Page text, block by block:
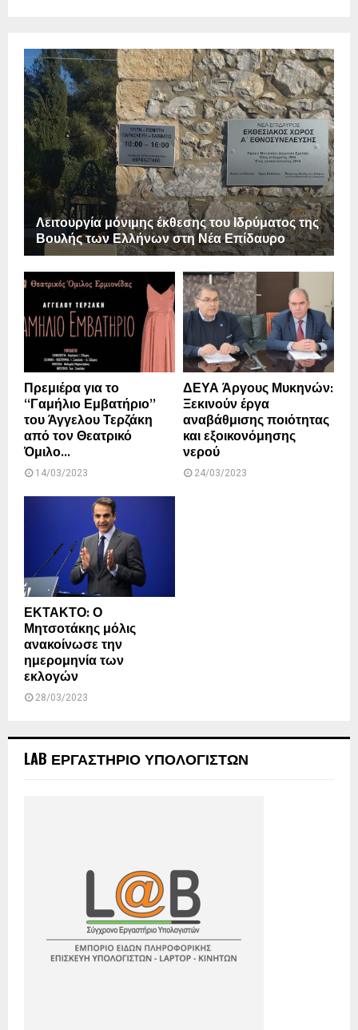
Λειτουργία μόνιμης έκθεσης του Ιδρύματος της
Βουλής των Ελλήνων στη Νέα Επίδαυρο
Πρεμιέρα για το
“Γαμήλιο Εμβατήριο”
του Άγγελου Τερζάκη
από τον Θεατρικό
Όμιλο...
14/03/2023
ΔΕΥΑ Άργους Μυκηνών:
Ξεκινούν έργα
αναβάθμισης ποιότητας
και εξοικονόμησης
νερού
24/03/2023
ΕΚΤΑΚΤΟ: Ο
Μητσοτάκης μόλις
ανακοίνωσε την
ημερομηνία των
εκλογών
28/03/2023
LAB ΕΡΓΑΣΤΗΡΙΟ ΥΠΟΛΟΓΙΣΤΩΝ